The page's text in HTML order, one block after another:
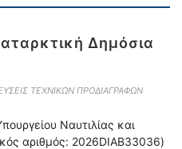
Δημόσια
ΤΕΧΝΙΚΩΝ ΠΡΟΔΙΑΓΡΑΦΩΝ
Ναυτιλίας και
αριθμός: 2026DIAB33036)